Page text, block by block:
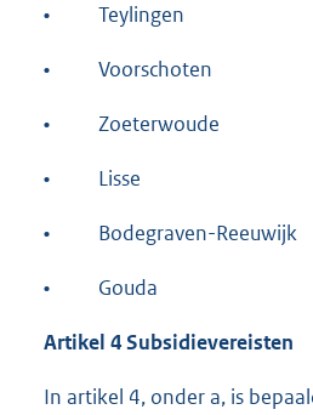
• Teylingen
• Voorschoten
• Zoeterwoude
• Lisse
• Bodegraven-Reeuwijk
• Gouda
Artikel 4 Subsidievereisten
In artikel 4, onder a, is